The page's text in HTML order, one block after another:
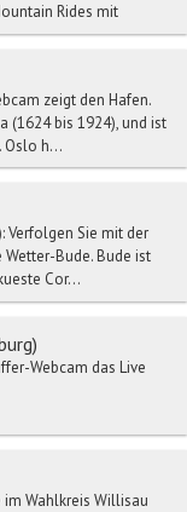
Rides mit
etc. verbunden.
zeigt den Hafen.
(1624 bis 1924), und ist
Oslo h...
Verfolgen Sie mit der
Bude. Bude ist
Cor...
Webcam das Live
Wahlkreis Willisau